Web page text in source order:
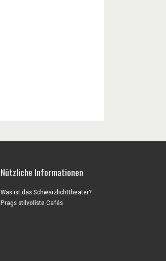
Nützliche Informationen
Was ist das Schwarzlichttheater?
Prags stilvollste Cafés